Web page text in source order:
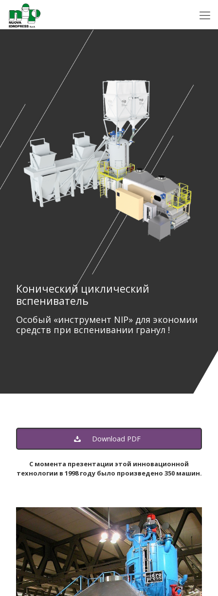
Конический циклический
вспениватель
Особый «инструмент NIP» для экономии
средств при вспенивании гранул !
Download PDF
С момента презентации этой инновационной
технологии в 1998 году было произведено 350 машин.